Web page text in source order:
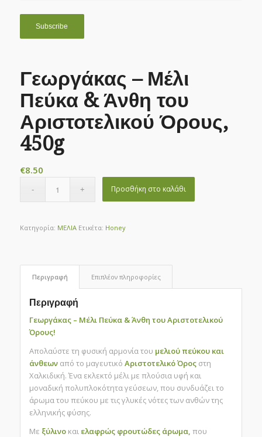
Γεωργάκας – Μέλι
Πεύκα & Άνθη του
Αριστοτελικού Όρους,
450g
€8.50
Προσθήκη στο καλάθι
Κατηγορία: ΜΕΛΙΑ Ετικέτα: Honey
Περιγραφή Επιπλέον πληροφορίες
Περιγραφή
Γεωργάκας – Μέλι Πεύκα & Άνθη του Αριστοτελικού
Όρους!
Απολαύστε τη φυσική αρμονία του μελιού πεύκου και
άνθεωναπό το μαγευτικό Αριστοτελικό Όροςστη
Χαλκιδική. Ένα εκλεκτό μέλι με πλούσια υφή και
μοναδική πολυπλοκότητα γεύσεων, που συνδυάζει το
άρωμα του πεύκου με τις γλυκές νότες των ανθών της
ελληνικής φύσης.
Με ξύλινο καιελαφρώς φρουτώδες άρωμα, που